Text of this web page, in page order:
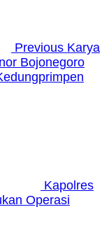
Previous Karya
Bojonegoro
Kapolres
Operasi